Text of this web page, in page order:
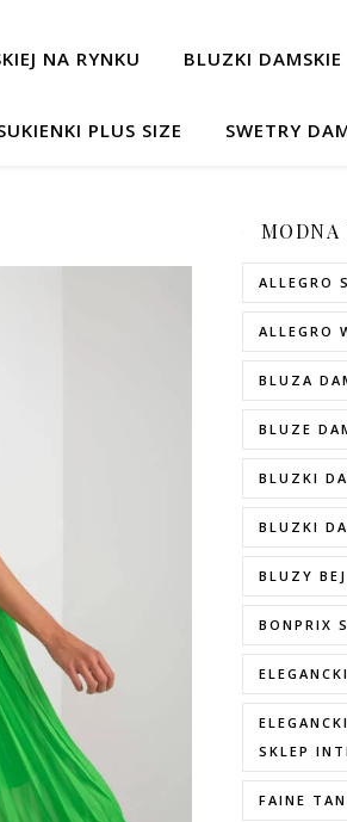
NA RYNKU BLUZKI DAMSKIE
PLUS SIZE SWETRY
ALLEGRO
ALLEGRO
BLUZA
BLUZE
BLUZKI
BLUZKI
BLUZY
BONPRIX
SKLEP
FAINE